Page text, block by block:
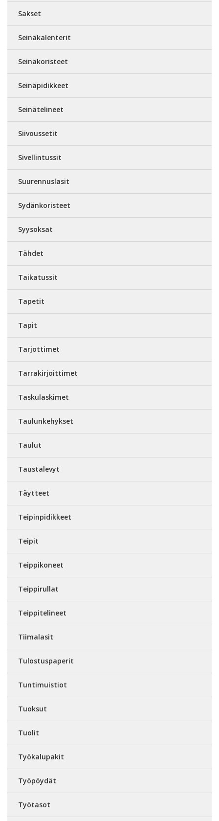
Sakset
Seinäkalenterit
Seinäkoristeet
Seinäpidikkeet
Seinätelineet
Siivoussetit
Sivellintussit
Suurennuslasit
Sydänkoristeet
Syysoksat
Tähdet
Taikatussit
Tapetit
Tapit
Tarjottimet
Tarrakirjoittimet
Taskulaskimet
Taulunkehykset
Taulut
Taustalevyt
Täytteet
Teipinpidikkeet
Teipit
Teippikoneet
Teippirullat
Teippitelineet
Tiimalasit
Tulostuspaperit
Tuntimuistiot
Tuoksut
Tuolit
Työkalupakit
Työpöydät
Työtasot